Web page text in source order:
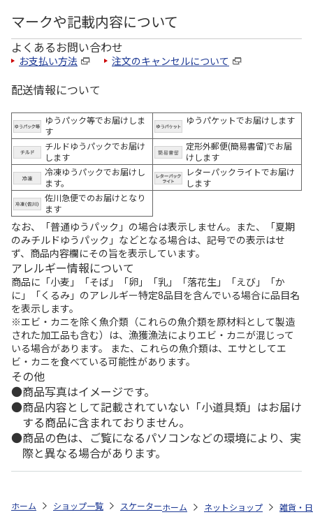
マークや記載内容について
よくあるお問い合わせ
お支払い方法 注文のキャンセルについて
配送情報について
ゆうパック等でお届けしま
す
ゆうパケットでお届けします
チルドゆうパックでお届け
します
定形外郵便(簡易書留)でお届
けします
冷凍ゆうパックでお届けし
ます。
レターパックライトでお届け
します
佐川急便でのお届けとなり
ます
なお、「普通ゆうパック」の場合は表示しません。また、「夏期
のみチルドゆうパック」などとなる場合は、記号での表示はせ
ず、商品内容欄にその旨を表示しています。
アレルギー情報について
商品に「小麦」「そば」「卵」「乳」「落花生」「えび」「か
に」「くるみ」のアレルギー特定8品目を含んでいる場合に品目名
を表示します。
※エビ・カニを除く魚介類（これらの魚介類を原材料として製造
された加工品も含む）は、漁獲漁法によりエビ・カニが混じって
いる場合があります。 また、これらの魚介類は、エサとしてエ
ビ・カニを食べている可能性があります。
その他
商品写真はイメージです。
商品内容として記載されていない「小道具類」はお届け
する商品に含まれておりません。
商品の色は、ご覧になるパソコンなどの環境により、実
際と異なる場合があります。
ホーム ショップ一覧 スケーター 超軽量マグボトル ステンレス
ホーム ネットショップ 雑貨・